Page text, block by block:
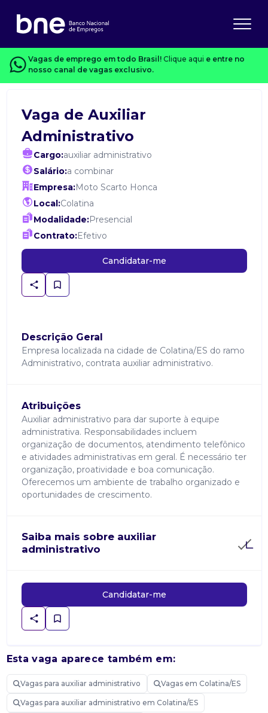
Vagas de emprego em todo Brasil! Clique aqui e entre no
nosso canal de vagas exclusivo.
Vaga de Auxiliar
Administrativo
Cargo:auxiliar administrativo
Salário:a combinar
Empresa:Moto Scarto Honca
Local:Colatina
Modalidade:Presencial
Contrato:Efetivo
Candidatar-me
Descrição Geral
Empresa localizada na cidade de Colatina/ES do ramo
Administrativo, contrata auxiliar administrativo.
Atribuições
Auxiliar administrativo para dar suporte à equipe
administrativa. Responsabilidades incluem
organização de documentos, atendimento telefônico
e atividades administrativas em geral. É necessário ter
organização, proatividade e boa comunicação.
Oferecemos um ambiente de trabalho organizado e
oportunidades de crescimento.
Saiba mais sobre auxiliar
administrativo
Candidatar-me
Esta vaga aparece também em:
Vagas para auxiliar administrativo Vagas em Colatina/ES
Vagas para auxiliar administrativo em Colatina/ES